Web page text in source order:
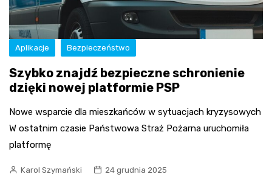
Aplikacje Bezpieczeństwo
Szybko znajdź bezpieczne schronienie
dzięki nowej platformie PSP
Nowe wsparcie dla mieszkańców w sytuacjach kryzysowych
W ostatnim czasie Państwowa Straż Pożarna uruchomiła
platformę
Karol Szymański 24 grudnia 2025